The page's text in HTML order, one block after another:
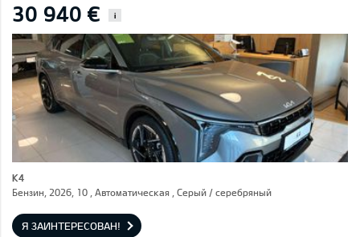
30 940 € i
K4
Бензин, 2026, 10 , Автоматическая , Серый / cеребряный
Я ЗАИНТЕРЕСОВАН!